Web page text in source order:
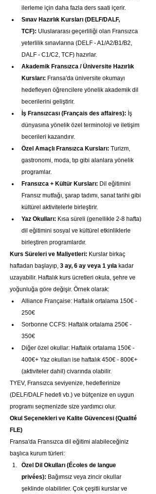
ilerleme için daha fazla ders saati içerir.
Sınav Hazırlık Kursları (DELF/DALF,
TCF): Uluslararası geçerliliği olan Fransızca
yeterlilik sınavlarına (DELF - A1/A2/B1/B2,
DALF - C1/C2, TCF) hazırlar.
Akademik Fransızca / Üniversite Hazırlık
Kursları: Fransa'da üniversite okumayı
hedefleyen öğrencilere yönelik akademik dil
becerilerini geliştirir.
İş Fransızcası (Français des affaires): İş
dünyasına yönelik özel terminoloji ve iletişim
becerileri kazandırır.
Özel Amaçlı Fransızca Kursları: Turizm,
gastronomi, moda, tıp gibi alanlara yönelik
programlar.
Fransızca + Kültür Kursları: Dil eğitimini
Fransız mutfağı, şarap tadımı, sanat tarihi gibi
kültürel aktivitelerle birleştirir.
Yaz Okulları: Kısa süreli (genellikle 2-8 hafta)
dil eğitimini sosyal ve kültürel etkinliklerle
birleştiren programlardır.
Kurs Süreleri ve Maliyetleri: Kurslar birkaç
haftadan başlayıp, 3 ay, 6 ay veya 1 yıla kadar
uzayabilir. Haftalık kurs ücretleri okula, şehre ve
yoğunluğa göre değişir. Örnek olarak:
Alliance Française: Haftalık ortalama 150€ -
250€
Sorbonne CCFS: Haftalık ortalama 250€ -
350€
Diğer özel okullar: Haftalık ortalama 150€ -
400€+ Yaz okulları ise haftalık 450€ - 800€+
(aktiviteler dahil) civarında olabilir.
TYEV, Fransızca seviyenize, hedeflerinize
(DELF/DALF hedefi vb.) ve bütçenize en uygun
programı seçmenizde size yardımcı olur.
Okul Seçenekleri ve Kalite Güvencesi (Qualité
FLE)
Fransa'da Fransızca dil eğitimi alabileceğiniz
başlıca kurum türleri:
Özel Dil Okulları (Écoles de langue
privées): Bağımsız veya zincir okullar
şeklinde olabilirler. Çok çeşitli kurslar ve